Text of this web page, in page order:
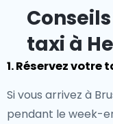
taxi à
1. Réservez votre
Si vous arrivez à
pendant le week-